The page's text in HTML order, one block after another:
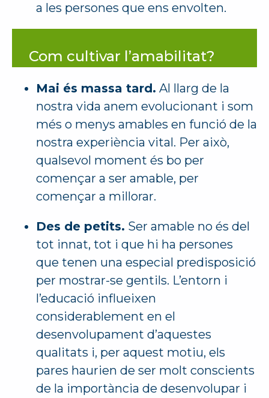
a les persones que ens envolten.
Com cultivar l’amabilitat?
Mai és massa tard. Al llarg de la
nostra vida anem evolucionant i som
més o menys amables en funció de la
nostra experiència vital. Per això,
qualsevol moment és bo per
començar a ser amable, per
començar a millorar.
Des de petits. Ser amable no és del
tot innat, tot i que hi ha persones
que tenen una especial predisposició
per mostrar-se gentils. L’entorn i
l’educació influeixen
considerablement en el
desenvolupament d’aquestes
qualitats i, per aquest motiu, els
pares haurien de ser molt conscients
de la importància de desenvolupar i